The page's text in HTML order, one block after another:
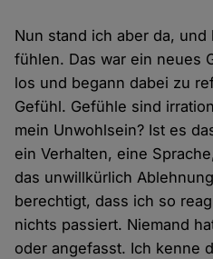
Nun stand ich aber da,
fühlen. Das war ein neues
los und begann dabei zu
Gefühl. Gefühle sind
mein Unwohlsein? Ist es
ein Verhalten, eine
das unwillkürlich
berechtigt, dass ich so
nichts passiert. Niemand
oder angefasst. Ich kenne